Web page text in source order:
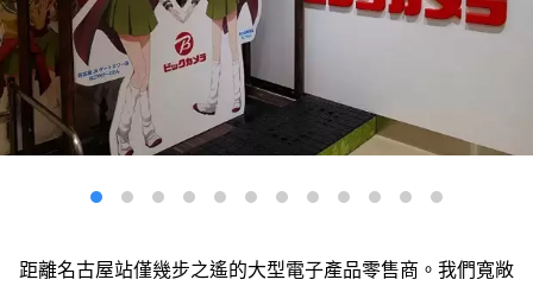
距離名古屋站僅幾步之遙的大型電子產品零售商。我們寬敞